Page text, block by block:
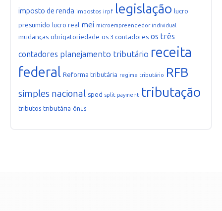
imposto de renda impostos irpf legislação lucro
presumido lucro real mei microempreendedor individual
mudanças obrigatoriedade os 3 contadores os três
contadores planejamento tributário receita
federal Reforma tributária regime tributário RFB
simples nacional sped split payment tributação
tributos tributária ônus